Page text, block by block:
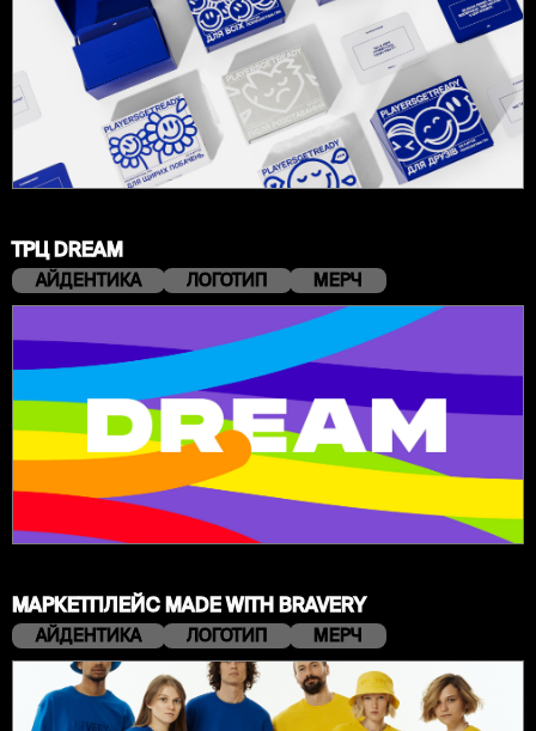
ТРЦ DREAM
АЙДЕНТИКА ЛОГОТИП МЕРЧ
МАРКЕТПЛЕЙС MADE WITH BRAVERY
АЙДЕНТИКА ЛОГОТИП МЕРЧ